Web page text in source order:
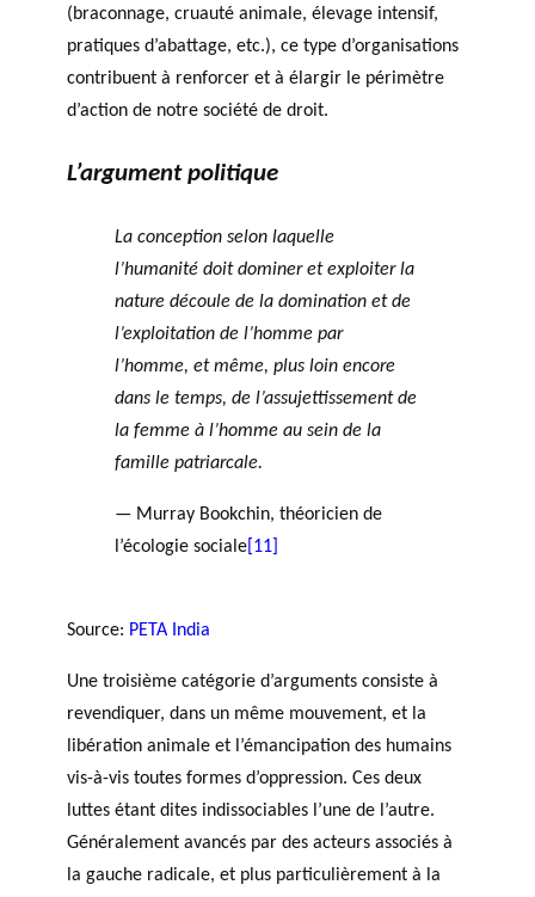
(braconnage, cruauté animale, élevage intensif,
pratiques d’abattage, etc.), ce type d’organisations
contribuent à renforcer et à élargir le périmètre
d’action de notre société de droit.
L’argument politique
La conception selon laquelle
l’humanité doit dominer et exploiter la
nature découle de la domination et de
l’exploitation de l’homme par
l’homme, et même, plus loin encore
dans le temps, de l’assujettissement de
la femme à l’homme au sein de la
famille patriarcale.
— Murray Bookchin, théoricien de
l’écologie sociale [11]
Source: PETA India
Une troisième catégorie d’arguments consiste à
revendiquer, dans un même mouvement, et la
libération animale et l’émancipation des humains
vis-à-vis toutes formes d’oppression. Ces deux
luttes étant dites indissociables l’une de l’autre.
Généralement avancés par des acteurs associés à
la gauche radicale, et plus particulièrement à la